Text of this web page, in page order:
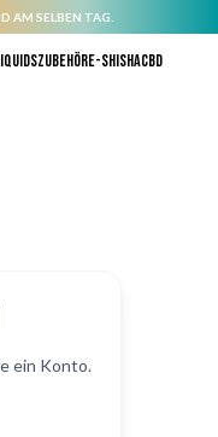
AM SELBEN TAG.
ZubehörE-ShishaCBD
ein Konto.